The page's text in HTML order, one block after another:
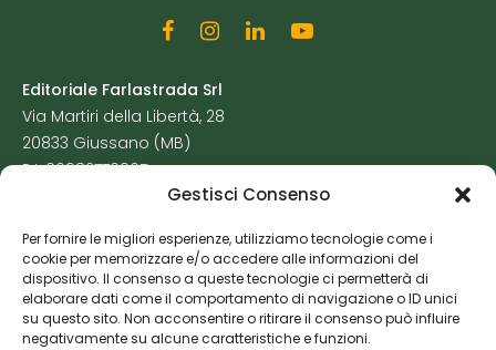
Gestisci Consenso
Per fornire le migliori esperienze, utilizziamo tecnologie come i
cookie per memorizzare e/o accedere alle informazioni del
dispositivo. Il consenso a queste tecnologie ci permetterà di
elaborare dati come il comportamento di navigazione o ID unici
su questo sito. Non acconsentire o ritirare il consenso può influire
negativamente su alcune caratteristiche e funzioni.
Editoriale Farlastrada Srl
Via Martiri della Libertà, 28
20833 Giussano (MB)
P.I. 06982770965
Cookie Policy
Risorse Aggiuntive